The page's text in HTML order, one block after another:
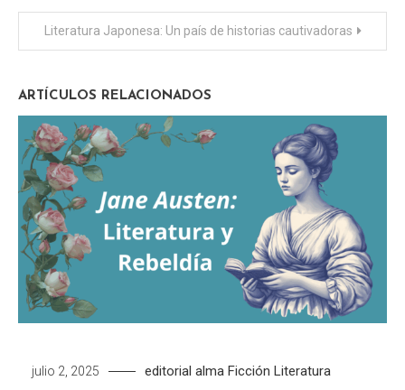
de
entradas
Literatura Japonesa: Un país de historias cautivadoras
ARTÍCULOS RELACIONADOS
julio 2, 2025 editorial alma Ficción Literatura